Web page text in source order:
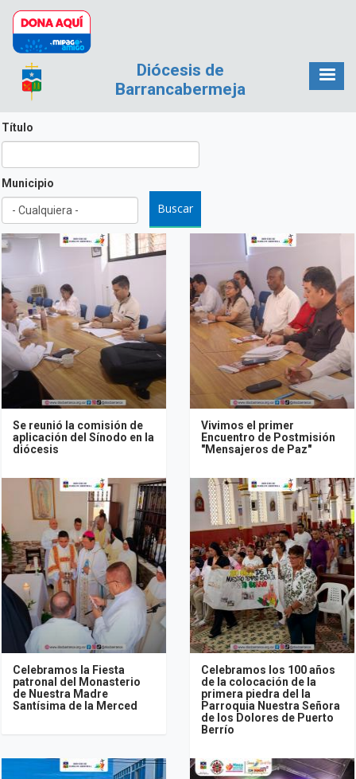
Pasar al contenido principal
Diócesis de
Barrancabermeja
Título
Municipio
Se reunió la comisión de
aplicación del Sínodo en la
diócesis
Vivimos el primer
Encuentro de Postmisión
"Mensajeros de Paz"
Celebramos la Fiesta
patronal del Monasterio
de Nuestra Madre
Santísima de la Merced
Celebramos los 100 años
de la colocación de la
primera piedra del la
Parroquia Nuestra Señora
de los Dolores de Puerto
Berrío